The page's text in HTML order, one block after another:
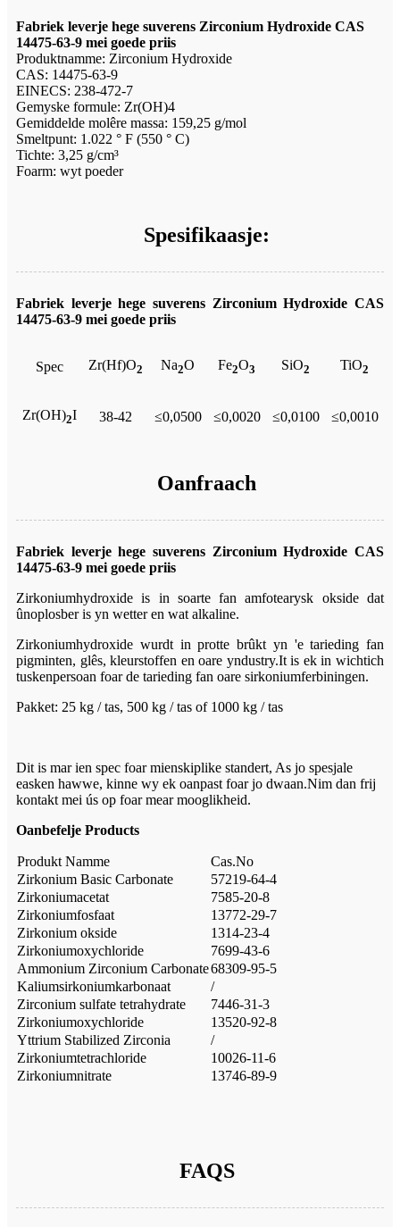
Fabriek leverje hege suverens Zirconium Hydroxide CAS
14475-63-9 mei goede priis
Produktnamme: Zirconium Hydroxide
CAS: 14475-63-9
EINECS: 238-472-7
Gemyske formule: Zr(OH)4
Gemiddelde molêre massa: 159,25 g/mol
Smeltpunt: 1.022 ° F (550 ° C)
Tichte: 3,25 g/cm³
Foarm: wyt poeder
Spesifikaasje:
Fabriek leverje hege suverens Zirconium Hydroxide CAS
14475-63-9 mei goede priis
Spec Zr(Hf)O2 Na2O Fe2O3 SiO2 TiO2
Zr(OH)2I 38-42 ≤0,0500 ≤0,0020 ≤0,0100 ≤0,0010
Oanfraach
Fabriek leverje hege suverens Zirconium Hydroxide CAS
14475-63-9 mei goede priis
Zirkoniumhydroxide is in soarte fan amfotearysk okside dat
ûnoplosber is yn wetter en wat alkaline.
Zirkoniumhydroxide wurdt in protte brûkt yn 'e tarieding fan
pigminten, glês, kleurstoffen en oare yndustry.It is ek in wichtich
tuskenpersoan foar de tarieding fan oare sirkoniumferbiningen.
Pakket: 25 kg / tas, 500 kg / tas of 1000 kg / tas
Dit is mar ien spec foar mienskiplike standert, As jo ​​spesjale
easken hawwe, kinne wy ​​​​ek oanpast foar jo dwaan.Nim dan frij
kontakt mei ús op foar mear mooglikheid.
Oanbefelje Products
Produkt Namme
Cas.No
Zirkonium Basic Carbonate
57219-64-4
Zirkoniumacetat
7585-20-8
Zirkoniumfosfaat
13772-29-7
Zirkonium okside
1314-23-4
Zirkoniumoxychloride
7699-43-6
Ammonium Zirconium Carbonate68309-95-5
Kaliumsirkoniumkarbonaat
/
Zirconium sulfate tetrahydrate
7446-31-3
Zirkoniumoxychloride
13520-92-8
Yttrium Stabilized Zirconia
/
Zirkoniumtetrachloride
10026-11-6
Zirkoniumnitrate
13746-89-9
FAQS